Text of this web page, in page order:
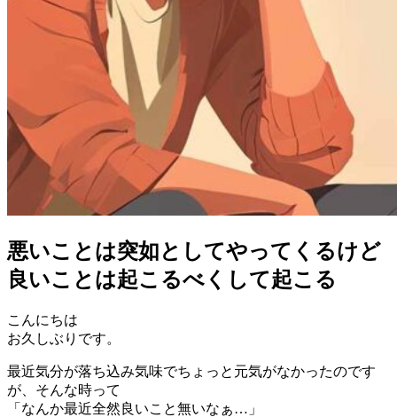
悪いことは突如としてやってくるけど
良いことは起こるべくして起こる
こんにちは
お久しぶりです。
最近気分が落ち込み気味でちょっと元気がなかったのです
が、そんな時って
「なんか最近全然良いこと無いなぁ…」